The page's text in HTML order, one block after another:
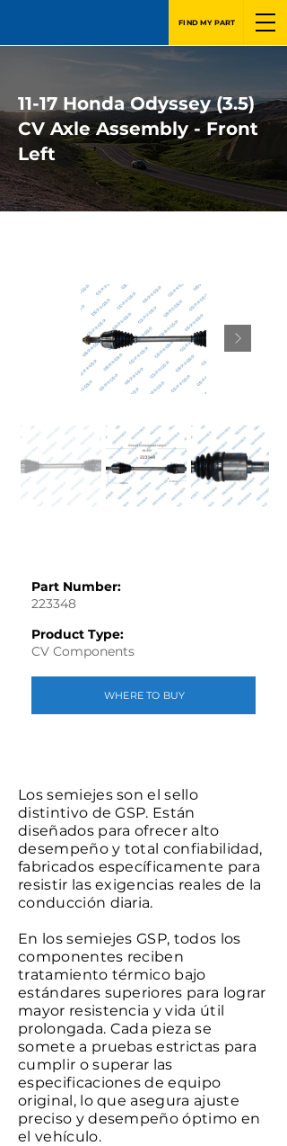
FIND MY PART
11-17 Honda Odyssey (3.5)
CV Axle Assembly - Front
Left
Part Number:
223348
Product Type:
CV Components
WHERE TO BUY
Los semiejes son el sello
distintivo de GSP. Están
diseñados para ofrecer alto
desempeño y total confiabilidad,
fabricados específicamente para
resistir las exigencias reales de la
conducción diaria.
En los semiejes GSP, todos los
componentes reciben
tratamiento térmico bajo
estándares superiores para lograr
mayor resistencia y vida útil
prolongada. Cada pieza se
somete a pruebas estrictas para
cumplir o superar las
especificaciones de equipo
original, lo que asegura ajuste
preciso y desempeño óptimo en
el vehículo.